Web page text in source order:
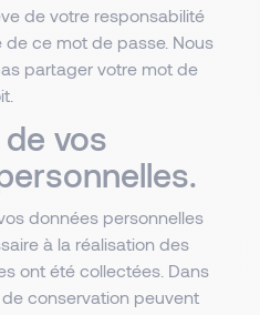
de votre responsabilité
ce mot de passe. Nous
partager votre mot de
vos
données personnelles
à la réalisation des
ont été collectées. Dans
conservation peuvent